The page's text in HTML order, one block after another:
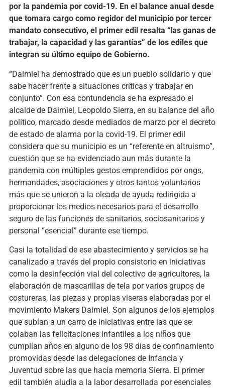
por la pandemia por covid-19. En el balance anual desde
que tomara cargo como regidor del municipio por tercer
mandato consecutivo, el primer edil resalta “las ganas de
trabajar, la capacidad y las garantías” de los ediles que
integran su último equipo de Gobierno.
“Daimiel ha demostrado que es un pueblo solidario y que
sabe hacer frente a situaciones críticas y trabajar en
conjunto”. Con esa contundencia se ha expresado el
alcalde de Daimiel, Leopoldo Sierra, en su balance del año
político, marcado desde mediados de marzo por el decreto
de estado de alarma por la covid-19. El primer edil
considera que su municipio es un “referente en altruismo”,
cuestión que se ha evidenciado aun más durante la
pandemia con múltiples gestos emprendidos por ongs,
hermandades, asociaciones y otros tantos voluntarios
más que se unieron a la oleada de ayuda redirigida a
proporcionar los medios necesarios para el desarrollo
seguro de las funciones de sanitarios, sociosanitarios y
personal “esencial” durante ese tiempo.
Casi la totalidad de ese abastecimiento y servicios se ha
canalizado a través del propio consistorio en iniciativas
como la desinfección vial del colectivo de agricultores, la
elaboración de mascarillas de tela por varios grupos de
costureras, las piezas y propias viseras elaboradas por el
movimiento Makers Daimiel. Son algunos de los ejemplos
que subían a un carro de iniciativas entre las que se
colaban las felicitaciones infantiles a los niños que
cumplían años en alguno de los 98 días de confinamiento
promovidas desde las delegaciones de Infancia y
Juventud sobre las que hacía memoria Sierra. El primer
edil también aludía a la labor desarrollada por esenciales